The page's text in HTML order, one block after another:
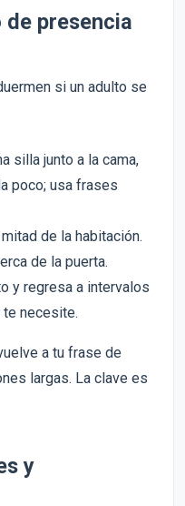
de presencia
si un adulto se
silla junto a la cama,
poco; usa frases
de la habitación.
de la puerta.
y regresa a intervalos
necesite.
a tu frase de
largas. La clave es
y